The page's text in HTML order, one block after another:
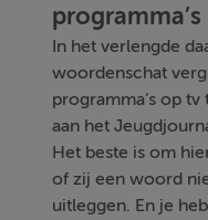
programma’s
In het verlengde
woordenschat
programma’s op
aan het
Het beste is om
of zij een woord
uitleggen. En je